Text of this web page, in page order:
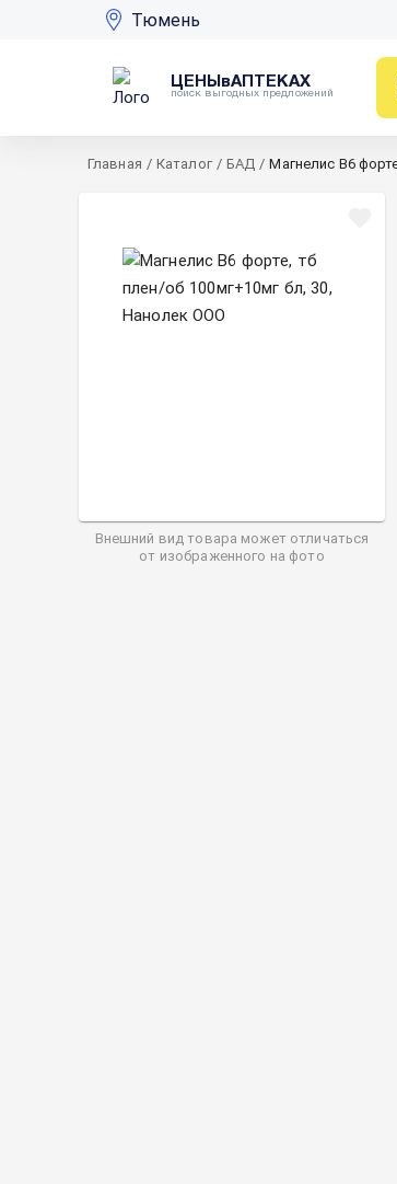
Тюмень
ЦЕНЫвАПТЕКАХ
поиск выгодных предложений
Главная / Каталог / БАД / Магнелис В6
Внешний вид товара может отличаться
от изображенного на фото